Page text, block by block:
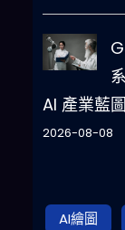
AI 產業藍圖
2026-08-08
AI繪圖